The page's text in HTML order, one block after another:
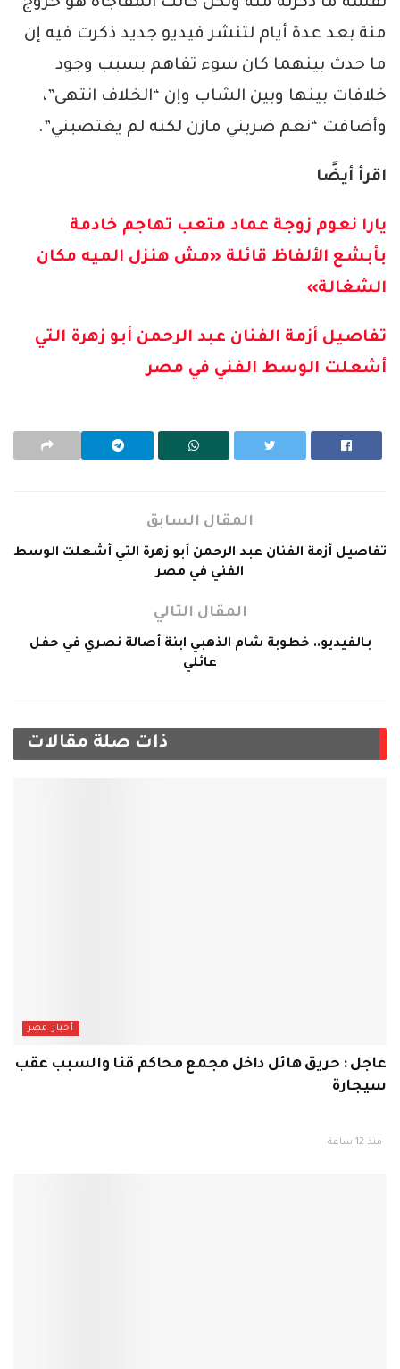
منة بعد عدة أيام لتنشر فيديو جديد ذكرت فيه إن
ما حدث بينهما كان سوء تفاهم بسبب وجود
خلافات بينها وبين الشاب وإن “الخلاف انتهى”،
وأضافت “نعم ضربني مازن لكنه لم يغتصبني”.
اقرأ أيضًا
يارا نعوم زوجة عماد متعب تهاجم خادمة
بأبشع الألفاظ قائلة «مش هنزل الميه مكان
الشغالة»
تفاصيل أزمة الفنان عبد الرحمن أبو زهرة التي
أشعلت الوسط الفني في مصر
المقال السابق
تفاصيل أزمة الفنان عبد الرحمن أبو زهرة التي أشعلت الوسط
الفني في مصر
المقال التالي
بـالفيديو.. خطوبة شام الذهبي ابنة أصالة نصري في حفل
عائلي
ذات صلة مقالات
أخبار مصر
عاجل : حريق هائل داخل مجمع محاكم قنا والسبب عقب
سيجارة
منذ 12 ساعة